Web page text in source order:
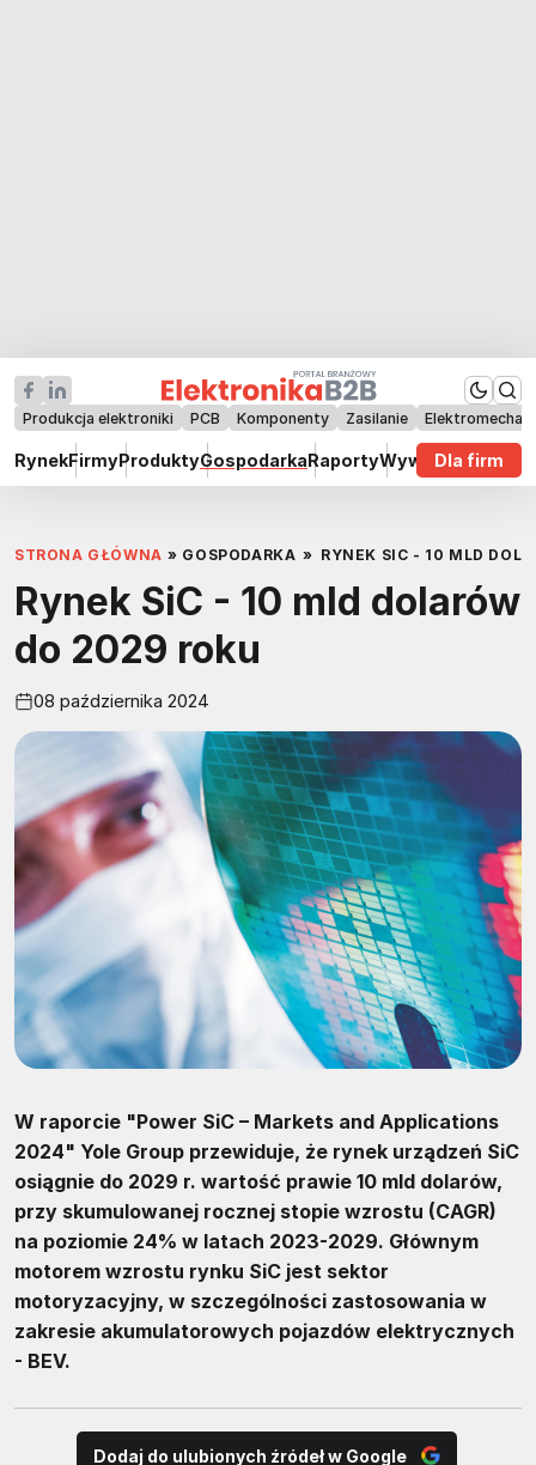
Produkcja elektroniki PCB Komponenty Zasilanie
RynekFirmyProduktyGospodarkaRaportyWywiadyDla firm
STRONA GŁÓWNA » GOSPODARKA » RYNEK SIC - 10 MLD
Rynek SiC - 10 mld dolarów
do 2029 roku
08 października 2024
W raporcie "Power SiC – Markets and Applications
2024" Yole Group przewiduje, że rynek urządzeń SiC
osiągnie do 2029 r. wartość prawie 10 mld dolarów,
przy skumulowanej rocznej stopie wzrostu (CAGR)
na poziomie 24% w latach 2023-2029. Głównym
motorem wzrostu rynku SiC jest sektor
motoryzacyjny, w szczególności zastosowania w
zakresie akumulatorowych pojazdów elektrycznych
- BEV.
Dodaj do ulubionych źródeł w Google